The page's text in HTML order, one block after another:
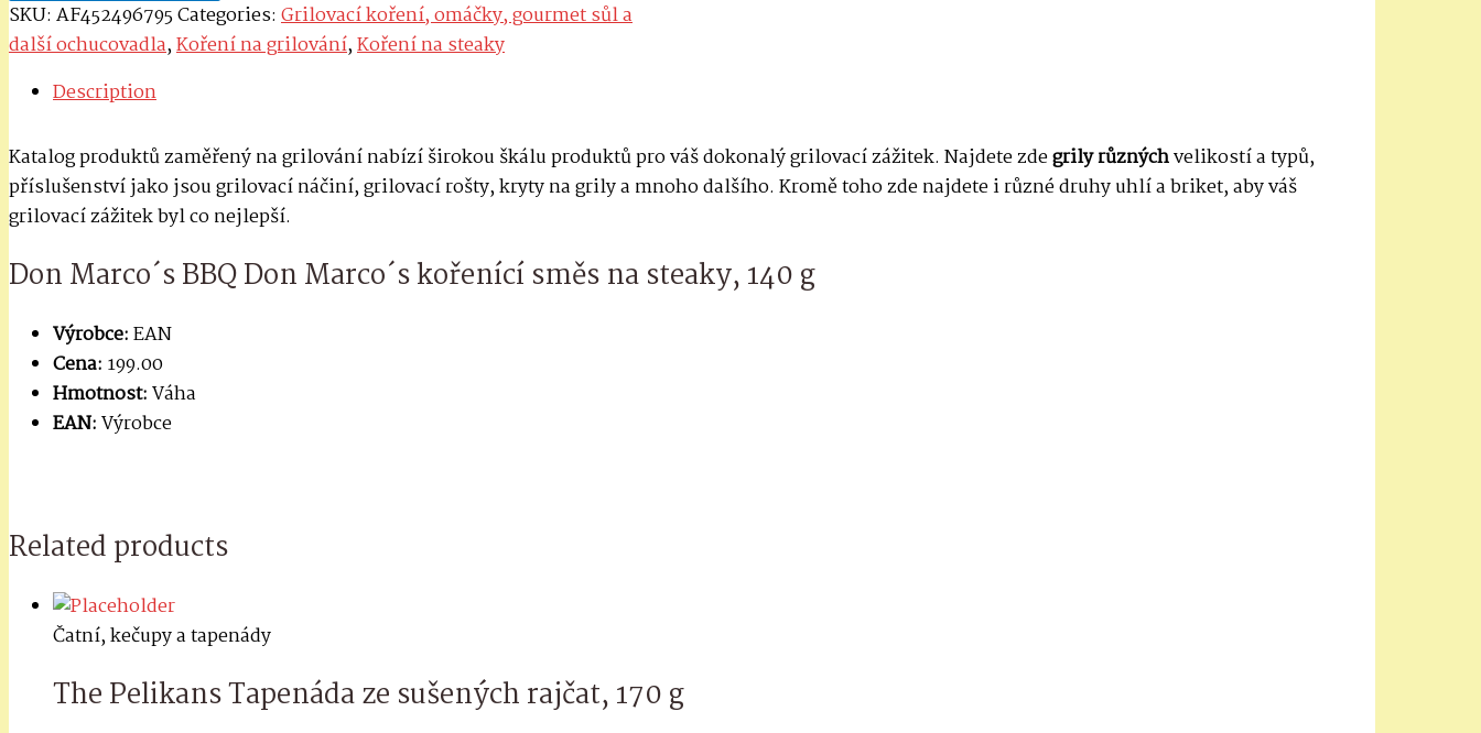
SKU: AF452496795Categories: Grilovací koření, omáčky, gourmet sůl a
další ochucovadla,Koření na grilování,Koření na steaky
Description
Katalog produktů zaměřený na grilování nabízí širokou škálu produktů pro váš dokonalý grilovací zážitek. Najdete zdegrily různýchvelikostí a typů,
příslušenství jako jsou grilovací náčiní, grilovací rošty, kryty na grily a mnoho dalšího. Kromě toho zde najdete i různé druhy uhlí a briket, aby váš
grilovací zážitek byl co nejlepší.
Don Marco´s BBQ Don Marco´s kořenící směs na steaky, 140 g
Výrobce:EAN
Cena: 199.00
Hmotnost:Váha
EAN:Výrobce
Related products
Čatní, kečupy a tapenády
The Pelikans Tapenáda ze sušených rajčat, 170 g